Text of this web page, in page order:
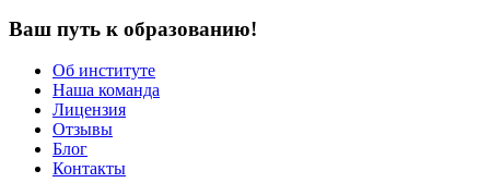
Ваш путь к образованию!
Об институте
Наша команда
Лицензия
Отзывы
Блог
Контакты